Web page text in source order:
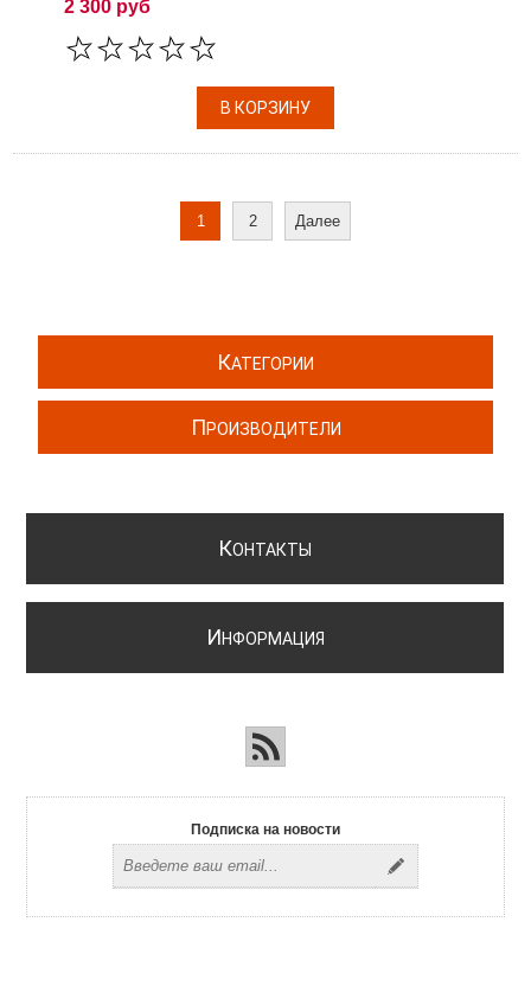
2 300 руб
1 2 Далее
КАТЕГОРИИ
ПРОИЗВОДИТЕЛИ
КОНТАКТЫ
ИНФОРМАЦИЯ
Подписка на новости